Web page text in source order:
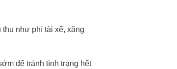
như phí tài xế, xăng
để tránh tình trạng hết